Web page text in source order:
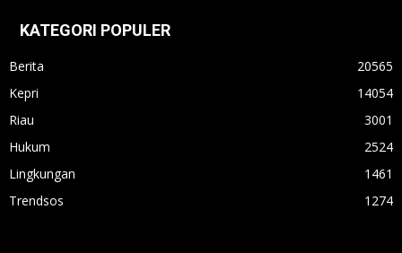
KATEGORI POPULER
Berita
20565
Kepri
14054
Riau
3001
Hukum
2524
Lingkungan
1461
Trendsos
1274